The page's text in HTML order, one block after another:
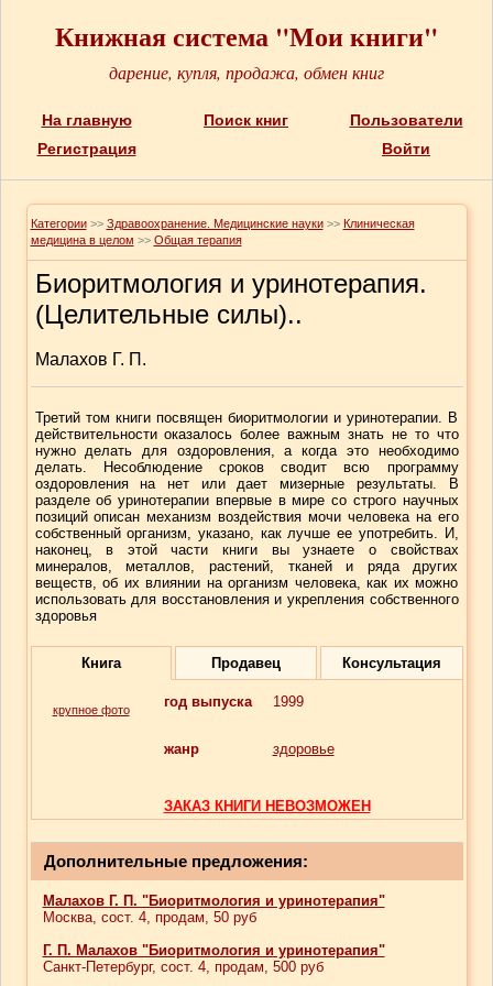
Книжная система "Мои книги"
дарение, купля, продажа, обмен книг
На главную Поиск книг
Пользователи
Регистрация
Войти
Категории >> Здравоохранение. Медицинские науки >> Клиническая
медицина в целом >> Общая терапия
Биоритмология и уринотерапия.
(Целительные силы)..
Малахов Г. П.
Третий том книги посвящен биоритмологии и уринотерапии. В
действительности оказалось более важным знать не то что
нужно делать для оздоровления, а когда это необходимо
делать. Несоблюдение сроков сводит всю программу
оздоровления на нет или дает мизерные результаты. В
разделе об уринотерапии впервые в мире со строго научных
позиций описан механизм воздействия мочи человека на его
собственный организм, указано, как лучше ее употребить. И,
наконец, в этой части книги вы узнаете о свойствах
минералов, металлов, растений, тканей и ряда других
веществ, об их влиянии на организм человека, как их можно
использовать для восстановления и укрепления собственного
здоровья
Книга Продавец Консультация
крупное фото год выпуска 1999
жанр здоровье
ЗАКАЗ КНИГИ НЕВОЗМОЖЕН
Дополнительные предложения:
Малахов Г. П. "Биоритмология и уринотерапия"
Москва, сост. 4, продам, 50 руб
Г. П. Малахов "Биоритмология и уринотерапия"
Санкт-Петербург, сост. 4, продам, 500 руб